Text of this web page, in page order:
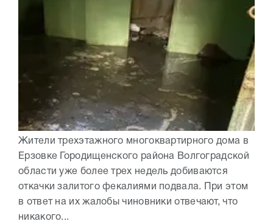
Жители трехэтажного многоквартирного дома в
Ерзовке Городищенского района Волгоградской
области уже более трех недель добиваются
откачки залитого фекалиями подвала. При этом
в ответ на их жалобы чиновники отвечают, что
никакого...